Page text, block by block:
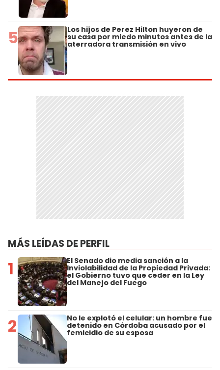
5 Los hijos de Perez Hilton huyeron de
su casa por miedo minutos antes de la
aterradora transmisión en vivo
MÁS LEÍDAS DE PERFIL
1 El Senado dio media sanción a la
Inviolabilidad de la Propiedad Privada:
el Gobierno tuvo que ceder en la Ley
del Manejo del Fuego
2 No le explotó el celular: un hombre fue
detenido en Córdoba acusado por el
femicidio de su esposa